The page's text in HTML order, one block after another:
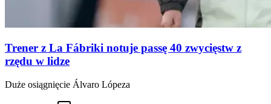
Trener z La Fábriki notuje passę 40 zwycięstw z
rzędu w lidze
Duże osiągnięcie Álvaro Lópeza